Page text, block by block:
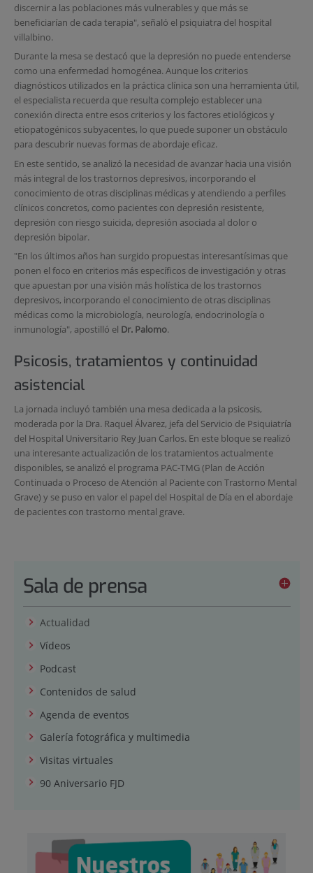
discernir a las poblaciones más vulnerables y que más se
beneficiarían de cada terapia", señaló el psiquiatra del hospital
villalbino.
Durante la mesa se destacó que la depresión no puede entenderse
como una enfermedad homogénea. Aunque los criterios
diagnósticos utilizados en la práctica clínica son una herramienta útil,
el especialista recuerda que resulta complejo establecer una
conexión directa entre esos criterios y los factores etiológicos y
etiopatogénicos subyacentes, lo que puede suponer un obstáculo
para descubrir nuevas formas de abordaje eficaz.
En este sentido, se analizó la necesidad de avanzar hacia una visión
más integral de los trastornos depresivos, incorporando el
conocimiento de otras disciplinas médicas y atendiendo a perfiles
clínicos concretos, como pacientes con depresión resistente,
depresión con riesgo suicida, depresión asociada al dolor o
depresión bipolar.
"En los últimos años han surgido propuestas interesantísimas que
ponen el foco en criterios más específicos de investigación y otras
que apuestan por una visión más holística de los trastornos
depresivos, incorporando el conocimiento de otras disciplinas
médicas como la microbiología, neurología, endocrinología o
inmunología", apostilló el Dr. Palomo.
Psicosis, tratamientos y continuidad
asistencial
La jornada incluyó también una mesa dedicada a la psicosis,
moderada por la Dra. Raquel Álvarez, jefa del Servicio de Psiquiatría
del Hospital Universitario Rey Juan Carlos. En este bloque se realizó
una interesante actualización de los tratamientos actualmente
disponibles, se analizó el programa PAC-TMG (Plan de Acción
Continuada o Proceso de Atención al Paciente con Trastorno Mental
Grave) y se puso en valor el papel del Hospital de Día en el abordaje
de pacientes con trastorno mental grave.
Sala de prensa
Actualidad
Vídeos
Podcast
Contenidos de salud
Agenda de eventos
Galería fotográfica y multimedia
Visitas virtuales
90 Aniversario FJD